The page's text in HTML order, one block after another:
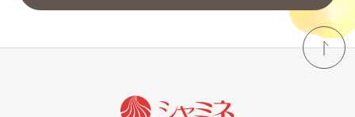
営業時間・駐車場案内
よくあるご質問
ショップ求人情報